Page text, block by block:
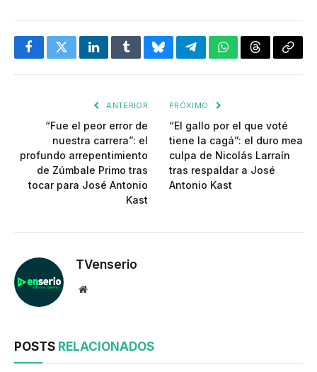
FacebookTwitterLinkedInTumblrBlueskyTelegramWhatsApp
Threads
ANTERIOR
“Fue el peor error de
nuestra carrera”: el
profundo arrepentimiento
de Zúmbale Primo tras
tocar para José Antonio
Kast
PRÓXIMO
“El gallo por el que voté
tiene la cagá”: el duro mea
culpa de Nicolás Larraín
tras respaldar a José
Antonio Kast
TVenserio
Website
POSTS RELACIONADOS